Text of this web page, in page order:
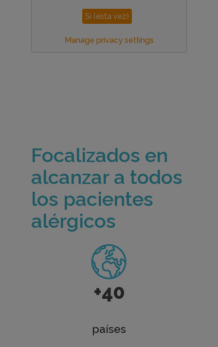
Sí (esta vez)
Manage privacy settings
Focalizados en
alcanzar a todos
los pacientes
alérgicos
+40
países